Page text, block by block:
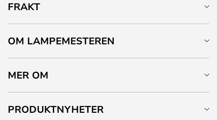
FRAKT
OM LAMPEMESTEREN
MER OM
PRODUKTNYHETER